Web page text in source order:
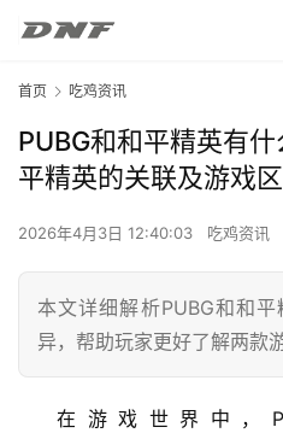
首页 吃鸡资讯
PUBG和和平精英有
平精英的关联及游戏
2026年4月3日 12:40:03 吃鸡资讯
本文详细解析PUBG和和
异，帮助玩家更好了解两款游
在游戏世界中，